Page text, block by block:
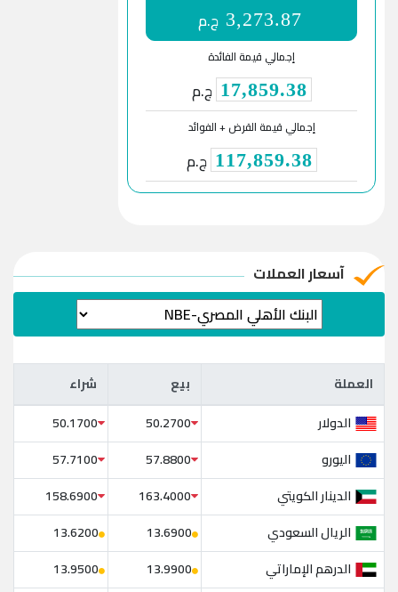
3,273.87 ج.م
إجمالي قيمة الفائدة
17,859.38 ج.م
إجمالي قيمة القرض + الفوائد
117,859.38 ج.م
آسعار العملات
العملة بيع شراء العملة بيع
شراء
الدولار
50.2700
50.1700
اليورو
57.8800
57.7100
الدينار الكويتي
163.4000
158.6900
الريال السعودي
13.6900
13.6200
الدرهم الإماراتي
13.9900
13.9500